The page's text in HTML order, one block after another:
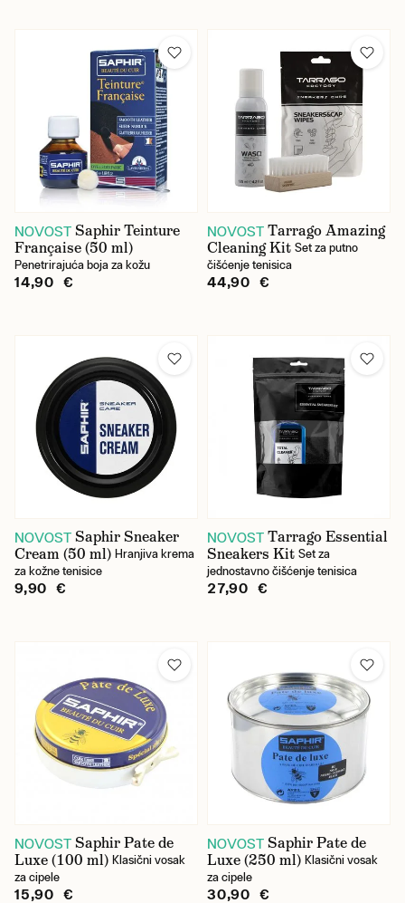
Sredstvo za druge vrste kože
Sredstvo za tekstil
Sredstvo za tenisice
Četka
Veličina cipela (filtracija)
36
39
40
42
44
45
NOVOST Saphir Teinture
Française (50 ml)
Penetrirajuća boja za kožu
14,90 €
NOVOST Tarrago Amazing
Cleaning Kit Set za putno
čišćenje tenisica
44,90 €
NOVOST Saphir Sneaker
Cream (50 ml) Hranjiva krema
za kožne tenisice
9,90 €
NOVOST Tarrago Essential
Sneakers Kit Set za
jednostavno čišćenje tenisica
27,90 €
NOVOST Saphir Pate de
Luxe (100 ml) Klasični vosak
za cipele
15,90 €
NOVOST Saphir Pate de
Luxe (250 ml) Klasični vosak
za cipele
30,90 €